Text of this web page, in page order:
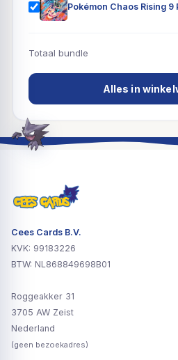
Pokémon Chaos Rising
Totaal bundle
Alles in
Cees Cards B.V.
KVK: 99183226
BTW: NL868849698B01
Roggeakker 31
3705 AW Zeist
Nederland
(geen bezoekadres)